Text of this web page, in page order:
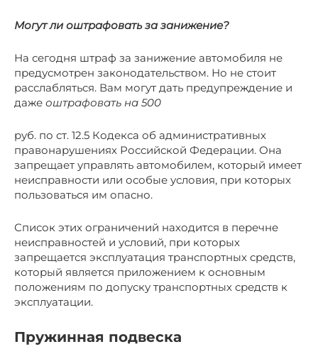
Могут ли оштрафовать за занижение?
На сегодня штраф за занижение автомобиля не
предусмотрен законодательством. Но не стоит
расслабляться. Вам могут дать предупреждение и
даже оштрафовать на 500
руб. по ст. 12.5 Кодекса об административных
правонарушениях Российской Федерации. Она
запрещает управлять автомобилем, который имеет
неисправности или особые условия, при которых
пользоваться им опасно.
Список этих ограничений находится в перечне
неисправностей и условий, при которых
запрещается эксплуатация транспортных средств,
который является приложением к основным
положениям по допуску транспортных средств к
эксплуатации.
Пружинная подвеска